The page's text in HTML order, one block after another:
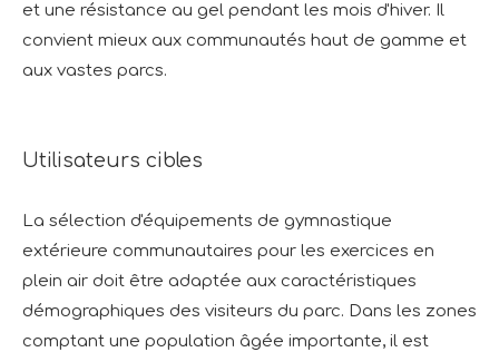
et une résistance au gel pendant les mois d'hiver. Il
convient mieux aux communautés haut de gamme et
aux vastes parcs.
Utilisateurs cibles
La sélection d'équipements de gymnastique
extérieure communautaires pour les exercices en
plein air doit être adaptée aux caractéristiques
démographiques des visiteurs du parc. Dans les zones
comptant une population âgée importante, il est